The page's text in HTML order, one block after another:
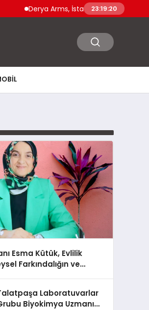
Derya Arms, İstanbul Prohunt 2026’da yeni
23:19:22
Esma Kütük, Evlilik
Farkındalığın ve
Laboratuvarlar
Biyokimya Uzmanı